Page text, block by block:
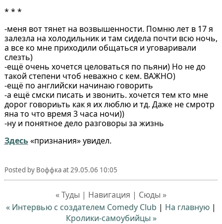
* * *
-меня вот тянет на возвышенности. Помню лет в 17 я
залезла на холодильник и там сидела почти всю ночь,
а все ко мне приходили общаться и уговаривали
слезть)
-ещё очень хочется целоваться по пьяни) Но не до
такой степени чтоб неважно с кем. ВАЖНО)
-ещё по английски начинаю говорить
-а ещё смски писать и звонить. хочется тем кто мне
дорог говориьть как я их люблю и тд. Даже не смротр
яна то что время 3 часа ночи))
-ну и понятное дело разговоры за жизнь
Здесь«признания» увидел.
Posted by Воффкаat 29.05.06 10:05
« Туды | Навигация | Сюды »
« Интервью с создателем Comedy Club | На главную |
Кролики-самоубийцы »